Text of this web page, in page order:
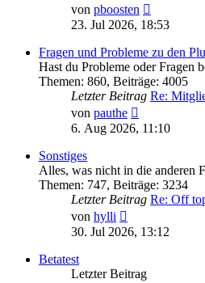
von pboosten
Beitrag
23. Jul 2026, 18:53
Fragen und Probleme zu den
Hast du Probleme oder Fragen
Themen: 860, Beiträge: 4005
Letzter Beitrag Re:
von pauthe
Beitrag
6. Aug 2026, 11:10
Sonstiges
Alles, was nicht in die anderen
Themen: 747, Beiträge: 3234
Letzter Beitrag Re: Off
von hylli
Beitrag
30. Jul 2026, 13:12
Betatest
Letzter Beitrag